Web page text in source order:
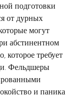
подготовки
от дурных
могут
абстинентном
которое требует
Фельдшеры
и паника